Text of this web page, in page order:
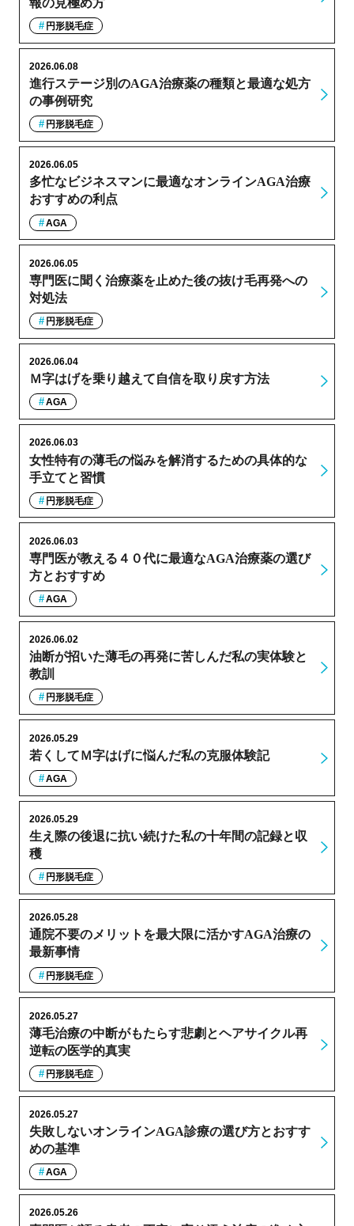
円形脱毛症
進行ステージ別のAGA治療薬の種類と最適な処方
の事例研究
2026.06.08
円形脱毛症
多忙なビジネスマンに最適なオンラインAGA治療
おすすめの利点
2026.06.05
AGA
専門医に聞く治療薬を止めた後の抜け毛再発への
対処法
2026.06.05
円形脱毛症
Ｍ字はげを乗り越えて自信を取り戻す方法
2026.06.04
AGA
女性特有の薄毛の悩みを解消するための具体的な
手立てと習慣
2026.06.03
円形脱毛症
専門医が教える４０代に最適なAGA治療薬の選び
方とおすすめ
2026.06.03
AGA
油断が招いた薄毛の再発に苦しんだ私の実体験と
教訓
2026.06.02
円形脱毛症
若くしてＭ字はげに悩んだ私の克服体験記
2026.05.29
AGA
生え際の後退に抗い続けた私の十年間の記録と収
穫
2026.05.29
円形脱毛症
通院不要のメリットを最大限に活かすAGA治療の
最新事情
2026.05.28
円形脱毛症
薄毛治療の中断がもたらす悲劇とヘアサイクル再
逆転の医学的真実
2026.05.27
円形脱毛症
失敗しないオンラインAGA診療の選び方とおすす
めの基準
2026.05.27
AGA
2026.05.26